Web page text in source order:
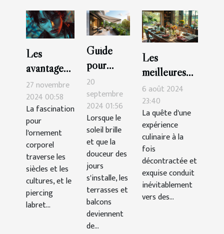
Les
avantages
esthétiques
des
piercings
labret
supérieurs
et
inférieurs
27 novembre
2024 00:58
La fascination
pour
l'ornement
corporel
traverse les
siècles et les
cultures, et le
piercing
labret...
Guide
pour
choisir le
store
banne
parfait
pour
terrasses
et
balcons
20
septembre
2024 01:56
Lorsque le
soleil brille
et que la
douceur des
jours
s'installe, les
terrasses et
balcons
deviennent
de...
Les
meilleures
tables pour
une cuisine
décontractée
et
savoureuse
6 août 2024
23:40
La quête d'une
expérience
culinaire à la
fois
décontractée et
exquise conduit
inévitablement
vers des...